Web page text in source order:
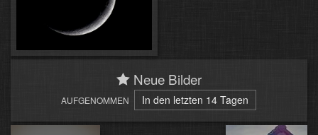
Neue Bilder
AUFGENOMMEN In den letzten 14 Tagen